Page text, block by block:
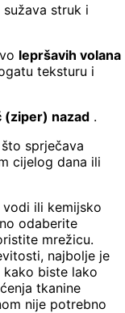
struk i
lepršavih volana
teksturu i
(ziper) nazad .
što sprječava
cijelog dana ili
vodi ili kemijsko
odaberite
mrežicu.
najbolje je
kako biste lako
tkanine
nije potrebno